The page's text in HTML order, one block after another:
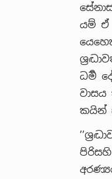
යම් ඒ
ධර්‍ම
කයින්
පිරිසහි